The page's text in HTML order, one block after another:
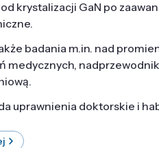
krystalizacji GaN po
badania m.in. nad
medycznych,
uprawnienia doktorskie i